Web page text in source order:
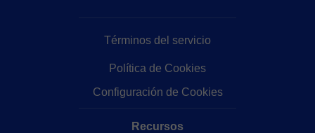
Términos del servicio
Política de Cookies
Configuración de Cookies
Recursos